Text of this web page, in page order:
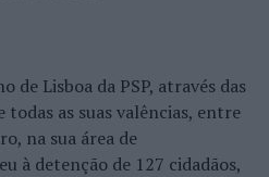
de Lisboa da PSP, através das
todas as suas valências, entre
na sua área de
à detenção de 127 cidadãos,